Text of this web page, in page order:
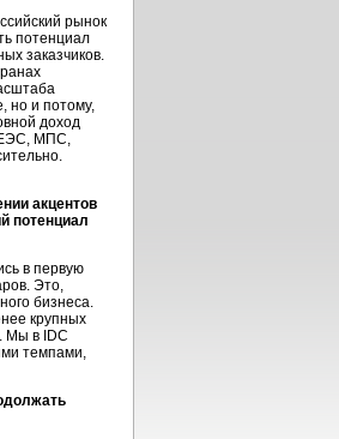
рынок
потенциал
заказчиков.
но и потому,
доход
ЕЭС, МПС,
акцентов
потенциал
в первую
Это,
бизнеса.
крупных
Мы в IDC
темпами,